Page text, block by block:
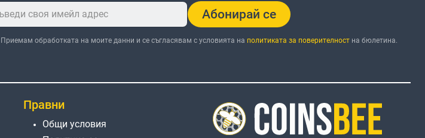
Абонирай се
Приемам обработката на моите данни и се съгласявам с условията на политиката за поверителностна бюлетина.
Правни
Общи условия